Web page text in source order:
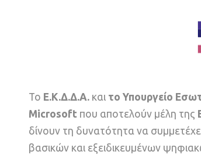
Το Ε.Κ.Δ.Δ.Α.και το Υπουργείο
Microsoft που αποτελούν μέλη της
δίνουν τη δυνατότητα να
βασικών και εξειδικευμένων